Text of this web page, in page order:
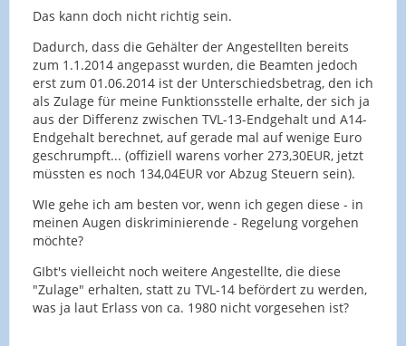
Das kann doch nicht richtig sein.
Dadurch, dass die Gehälter der Angestellten bereits
zum 1.1.2014 angepasst wurden, die Beamten jedoch
erst zum 01.06.2014 ist der Unterschiedsbetrag, den ich
als Zulage für meine Funktionsstelle erhalte, der sich ja
aus der Differenz zwischen TVL-13-Endgehalt und A14-
Endgehalt berechnet, auf gerade mal auf wenige Euro
geschrumpft... (offiziell warens vorher 273,30EUR, jetzt
müssten es noch 134,04EUR vor Abzug Steuern sein).
WIe gehe ich am besten vor, wenn ich gegen diese - in
meinen Augen diskriminierende - Regelung vorgehen
möchte?
GIbt's vielleicht noch weitere Angestellte, die diese
"Zulage" erhalten, statt zu TVL-14 befördert zu werden,
was ja laut Erlass von ca. 1980 nicht vorgesehen ist?